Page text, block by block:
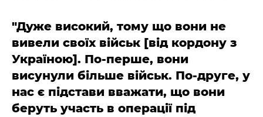
"Дуже високий, тому що вони не
вивели своїх військ [від кордону з
Україною]. По-перше, вони
висунули більше військ. По-друге, у
нас є підстави вважати, що вони
беруть участь в операції під